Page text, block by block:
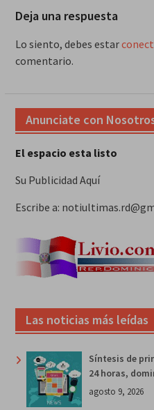
Deja una respuesta
Lo siento, debes estar
comentario.
Anunciate con
El espacio esta listo
Su Publicidad Aquí
Escribe a:
Las noticias más leídas
Síntesis de
24 horas,
agosto 9, 2026